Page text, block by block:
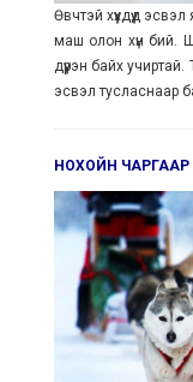
Өвчтэй хүүхдүүд
маш олон хүн бий.
дүүрэн байх
эсвэл тусласнаар
НОХОЙН ЧАРГААР